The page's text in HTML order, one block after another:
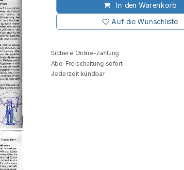
In den Warenkorb
Auf die Wunschliste
Sichere Online-Zahlung
Abo-Freischaltung sofort
Jederzeit kündbar